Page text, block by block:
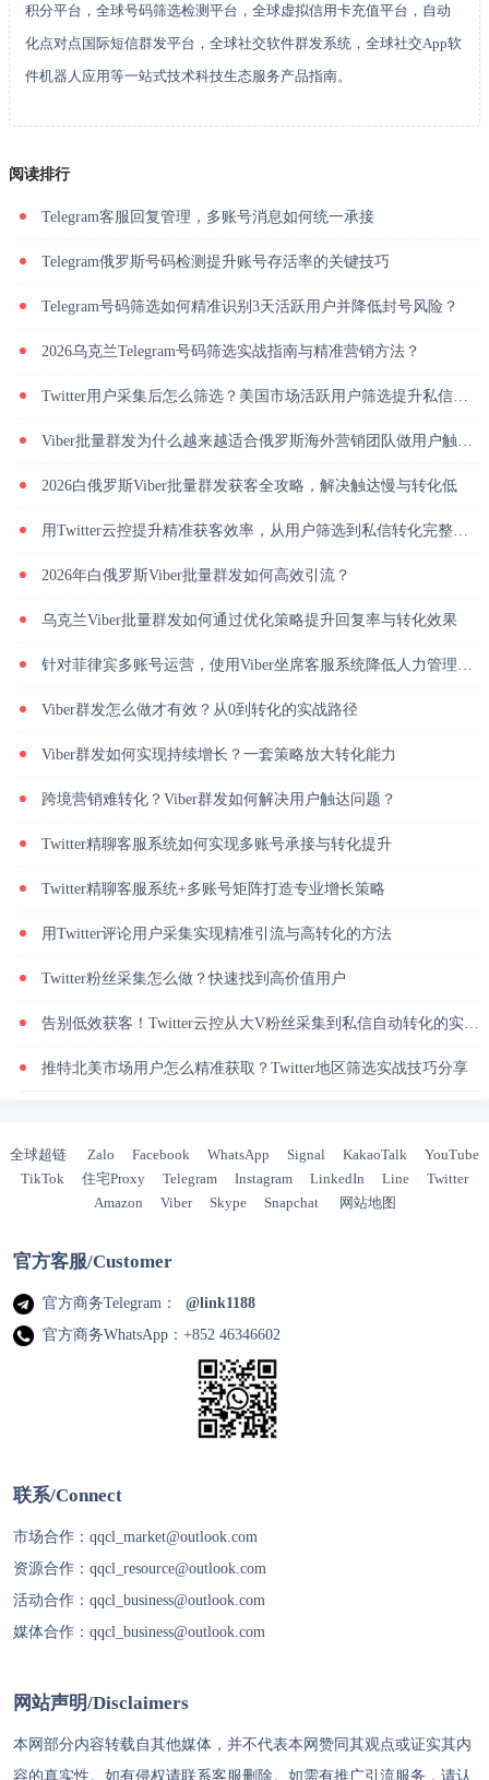
积分平台，全球号码筛选检测平台，全球虚拟信用卡充值平台，自动
化点对点国际短信群发平台，全球社交软件群发系统，全球社交App软
件机器人应用等一站式技术科技生态服务产品指南。
阅读排行
Telegram客服回复管理，多账号消息如何统一承接
Telegram俄罗斯号码检测提升账号存活率的关键技巧
Telegram号码筛选如何精准识别3天活跃用户并降低封号风险？
2026乌克兰Telegram号码筛选实战指南与精准营销方法？
Twitter用户采集后怎么筛选？美国市场活跃用户筛选提升私信回复率
Viber批量群发为什么越来越适合俄罗斯海外营销团队做用户触达？
2026白俄罗斯Viber批量群发获客全攻略，解决触达慢与转化低
用Twitter云控提升精准获客效率，从用户筛选到私信转化完整解析
2026年白俄罗斯Viber批量群发如何高效引流？
乌克兰Viber批量群发如何通过优化策略提升回复率与转化效果
针对菲律宾多账号运营，使用Viber坐席客服系统降低人力管理成本
Viber群发怎么做才有效？从0到转化的实战路径
Viber群发如何实现持续增长？一套策略放大转化能力
跨境营销难转化？Viber群发如何解决用户触达问题？
Twitter精聊客服系统如何实现多账号承接与转化提升
Twitter精聊客服系统+多账号矩阵打造专业增长策略
用Twitter评论用户采集实现精准引流与高转化的方法
Twitter粉丝采集怎么做？快速找到高价值用户
告别低效获客！Twitter云控从大V粉丝采集到私信自动转化的实操闭环
推特北美市场用户怎么精准获取？Twitter地区筛选实战技巧分享
全球超链 Zalo Facebook WhatsApp Signal KakaoTalk
YouTube
TikTok
住宅Proxy Telegram Instagram LinkedIn Line
Twitter
Amazon
Viber Skype Snapchat 网站地图
官方客服/Customer
官方商务Telegram：
@link1188
官方商务WhatsApp：+852 46346602
联系/Connect
市场合作： qqcl_market@outlook.com
资源合作： qqcl_resource@outlook.com
活动合作： qqcl_business@outlook.com
媒体合作： qqcl_business@outlook.com
网站声明/Disclaimers
本网部分内容转载自其他媒体，并不代表本网赞同其观点或证实其内
容的真实性。如有侵权请联系客服删除。如需有推广引流服务，请认